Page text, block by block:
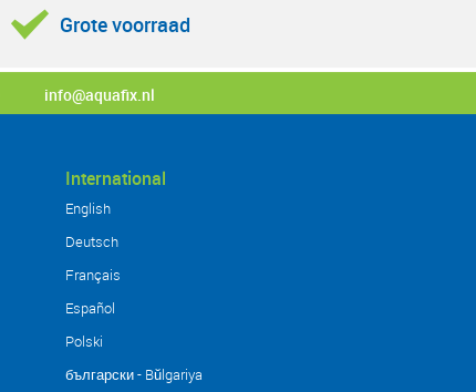
Grote voorraad
info@aquafix.nl
International
English
Deutsch
Français
Español
Polski
български - Bŭlgariya